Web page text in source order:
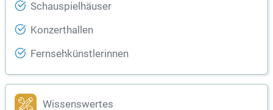
Schauspielhäuser
Konzerthallen
Fernsehkünstlerinnen
Wissenswertes